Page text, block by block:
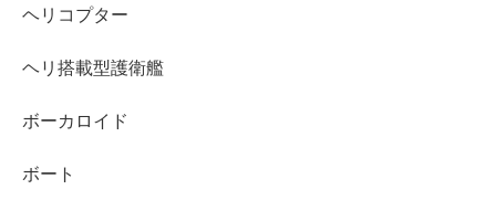
ヘリコプター
ヘリ搭載型護衛艦
ボーカロイド
ボート